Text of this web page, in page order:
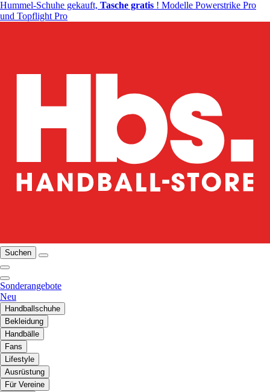
Hummel-Schuhe gekauft, Tasche gratis ! Modelle Powerstrike Pro
und Topflight Pro
Suchen
Sonderangebote
Neu
Handballschuhe
Bekleidung
Handbälle
Fans
Lifestyle
Ausrüstung
Für Vereine